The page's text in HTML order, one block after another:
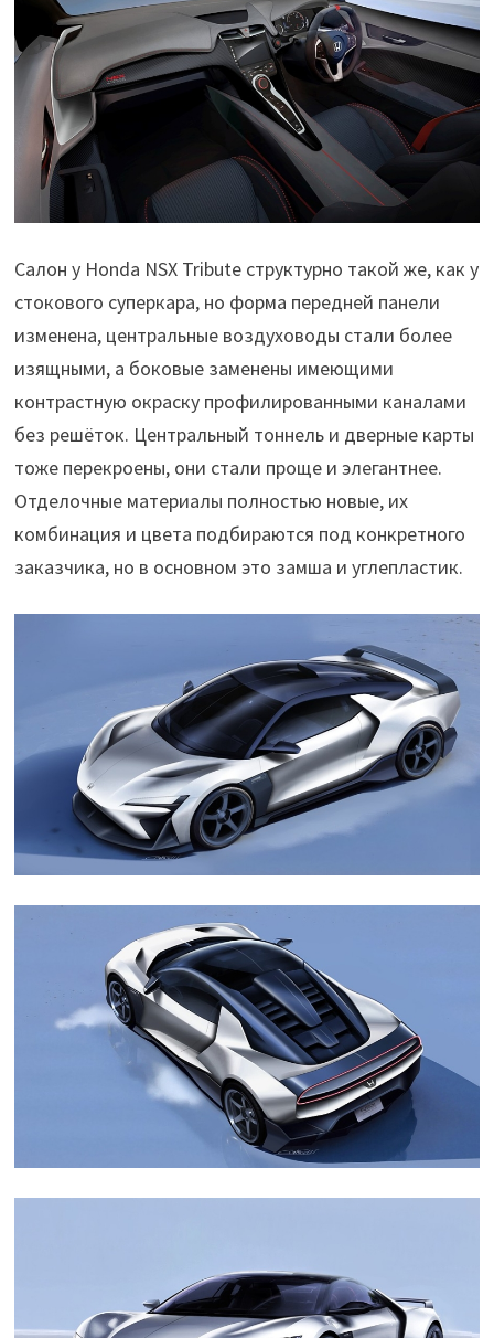
Салон у Honda NSX Tribute структурно такой же, как у
стокового суперкара, но форма передней панели
изменена, центральные воздуховоды стали более
изящными, а боковые заменены имеющими
контрастную окраску профилированными каналами
без решёток. Центральный тоннель и дверные карты
тоже перекроены, они стали проще и элегантнее.
Отделочные материалы полностью новые, их
комбинация и цвета подбираются под конкретного
заказчика, но в основном это замша и углепластик.